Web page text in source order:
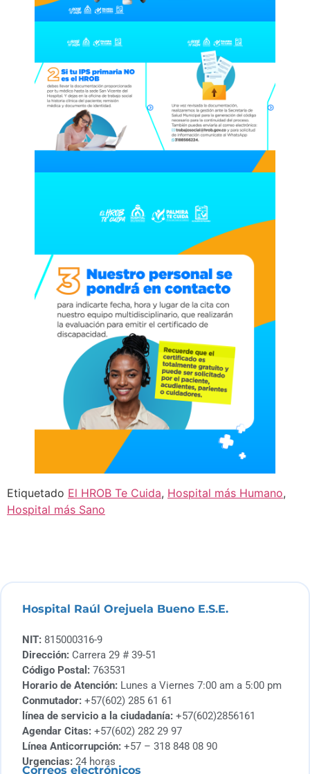
Etiquetado El HROB Te Cuida, Hospital más Humano,
Hospital más Sano
Hospital Raúl Orejuela Bueno E.S.E.
NIT: 815000316-9
Dirección: Carrera 29 # 39-51
Código Postal: 763531
Horario de Atención: Lunes a Viernes 7:00 am a 5:00 pm
Conmutador: +57(602) 285 61 61
línea de servicio a la ciudadanía: +57(602)2856161
Agendar Citas: +57(602) 282 29 97
Línea Anticorrupción: +57 – 318 848 08 90
Urgencias: 24 horas
Correos electrónicos